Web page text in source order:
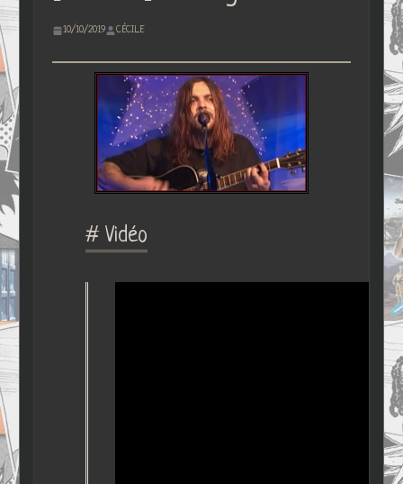
10/10/2019 CÉCILE
# Vidéo